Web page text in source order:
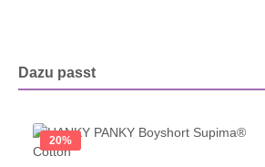
Dazu passt
20%